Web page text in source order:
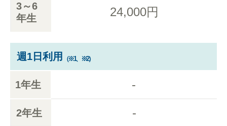
3～6
年生
24,000円
週1日利用 （※1、※2）
1年生 -
2年生 -